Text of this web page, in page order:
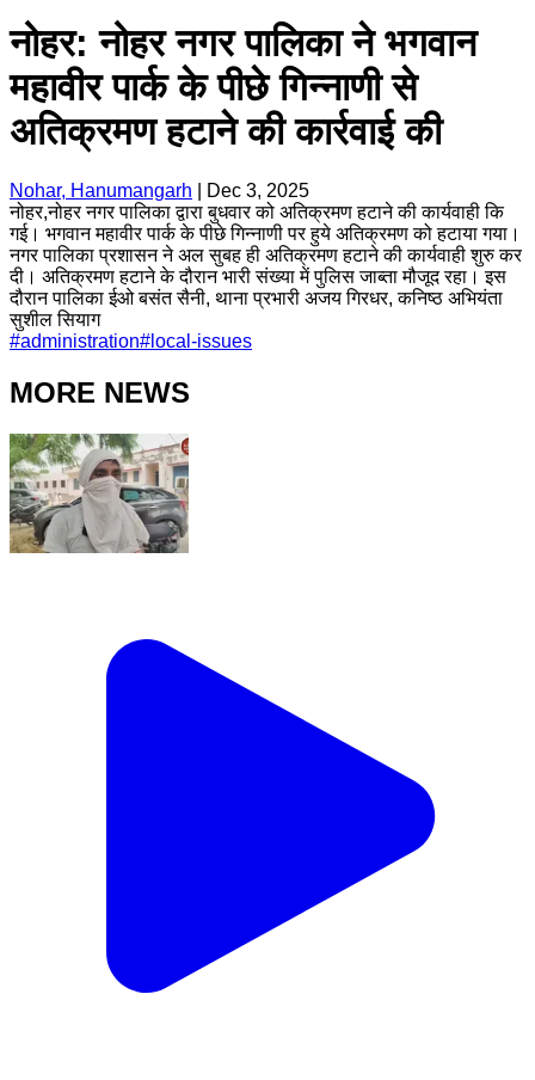
नोहर: नोहर नगर पालिका ने भगवान
महावीर पार्क के पीछे गिन्नाणी से
अतिक्रमण हटाने की कार्रवाई की
Nohar, Hanumangarh
Dec 3, 2025
नोहर,नोहर नगर पालिका द्वारा बुधवार को अतिक्रमण हटाने की कार्यवाही कि
गई। भगवान महावीर पार्क के पीछे गिन्नाणी पर हुये अतिक्रमण को हटाया गया।
नगर पालिका प्रशासन ने अल सुबह ही अतिक्रमण हटाने की कार्यवाही शुरु कर
दी। अतिक्रमण हटाने के दौरान भारी संख्या में पुलिस जाब्ता मौजूद रहा। इस
दौरान पालिका ईओ बसंत सैनी, थाना प्रभारी अजय गिरधर, कनिष्ठ अभियंता
सुशील सियाग
#administration# local-issues
MORE NEWS